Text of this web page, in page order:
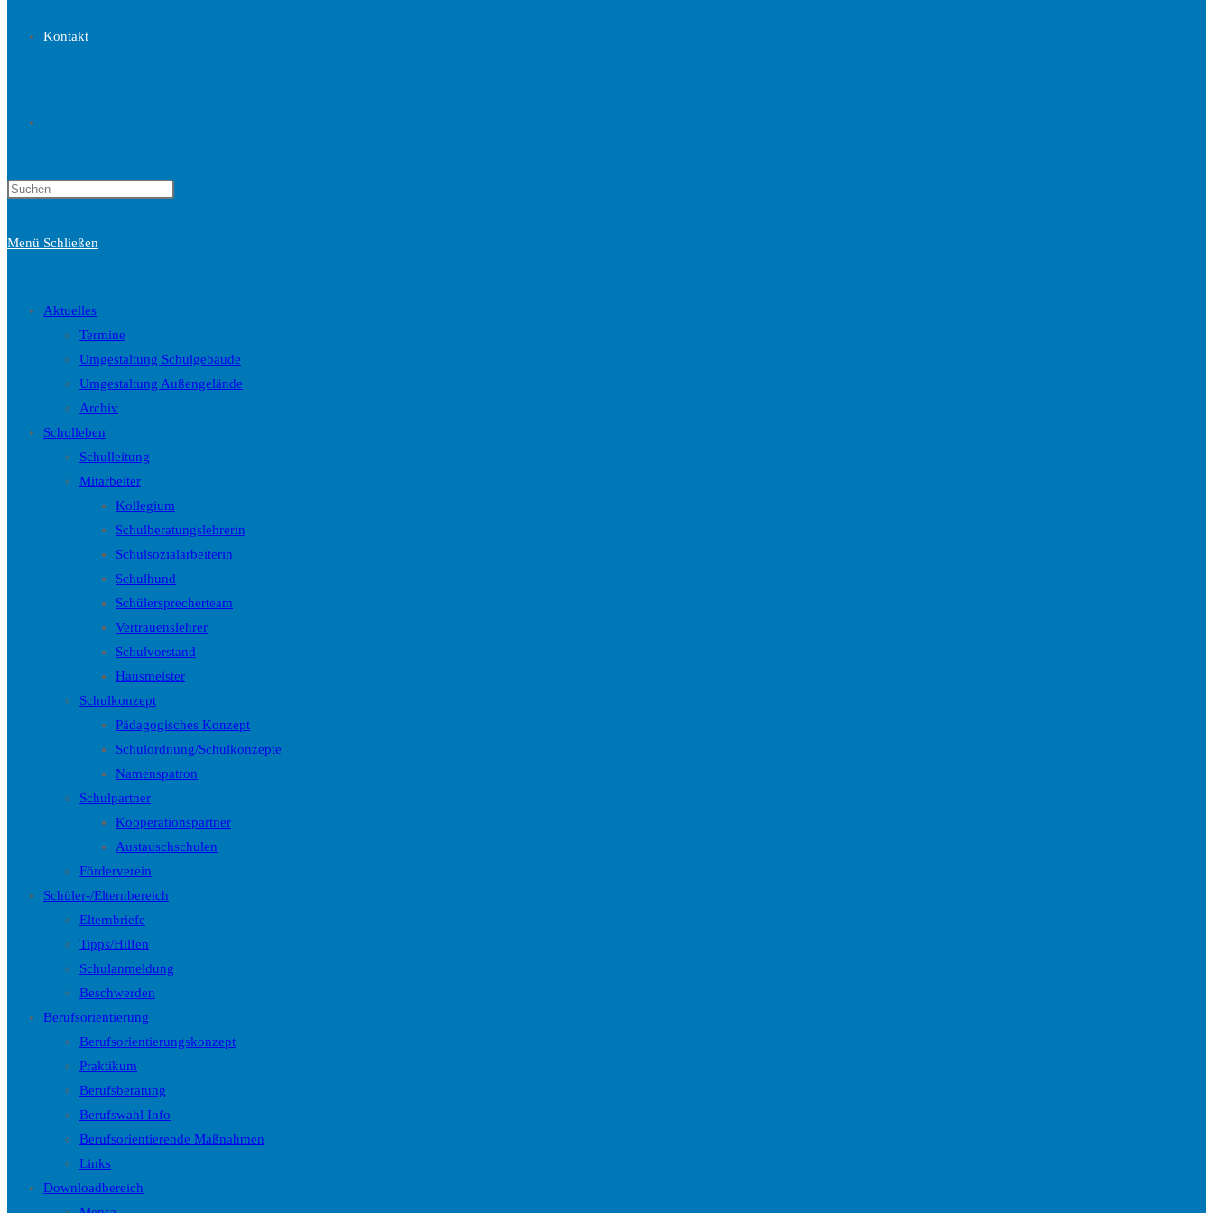
Kontakt
Menü Schließen
Aktuelles
Termine
Umgestaltung Schulgebäude
Umgestaltung Außengelände
Archiv
Schulleben
Schulleitung
Mitarbeiter
Kollegium
Schulberatungslehrerin
Schulsozialarbeiterin
Schulhund
Schülersprecherteam
Vertrauenslehrer
Schulvorstand
Hausmeister
Schulkonzept
Pädagogisches Konzept
Schulordnung/Schulkonzepte
Namenspatron
Schulpartner
Kooperationspartner
Austauschschulen
Förderverein
Schüler-/Elternbereich
Elternbriefe
Tipps/Hilfen
Schulanmeldung
Beschwerden
Berufsorientierung
Berufsorientierungskonzept
Praktikum
Berufsberatung
Berufswahl Info
Berufsorientierende Maßnahmen
Links
Downloadbereich